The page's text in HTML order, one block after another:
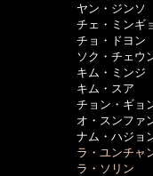
ヤン・ジンソ　　
チェ・ミンギョ　
チョ・ドヨン　　
ソク・チェウン　
キム・ミンジ　　
キム・スア　　　
チョン・ギョンヨン
オ・スンファン　　
ナム・ハジョン　　
ラ・ユンチャ
ラ・ソリン →